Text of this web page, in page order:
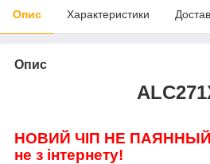
Опис Характеристики
Опис
НОВИЙ ЧІП НЕ
не з інтернету!